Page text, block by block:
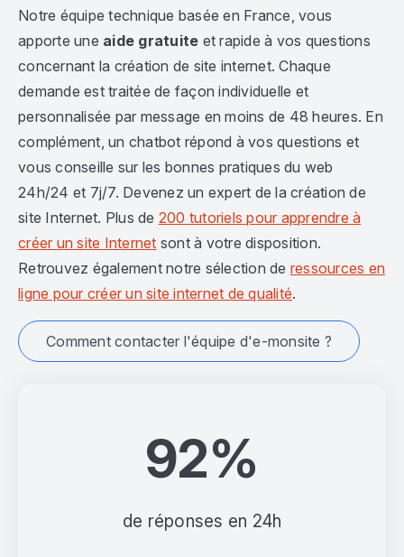
92%
de réponses en 24h
Notre équipe technique basée en France, vous
apporte une aide gratuite et rapide à vos questions
concernant la création de site internet. Chaque
demande est traitée de façon individuelle et
personnalisée par message en moins de 48 heures. En
complément, un chatbot répond à vos questions et
vous conseille sur les bonnes pratiques du web
24h/24 et 7j/7. Devenez un expert de la création de
site Internet. Plus de 200 tutoriels pour apprendre à
créer un site Internet sont à votre disposition.
Retrouvez également notre sélection de ressources en
ligne pour créer un site internet de qualité.
Comment contacter l'équipe d'e-monsite ?